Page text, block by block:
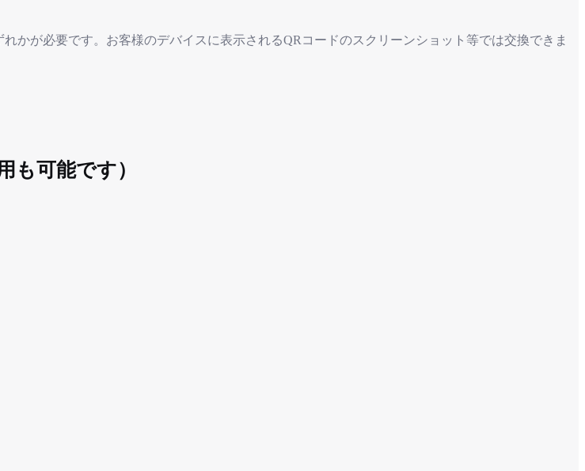
かが必要です。お客様のデバイスに表示されるQRコードのスクリーンショット等では交換できま
も可能です）